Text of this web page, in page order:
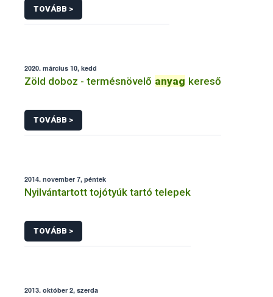
TOVÁBB >
2020. március 10, kedd
Zöld doboz - termésnövelő anyag kereső
TOVÁBB >
2014. november 7, péntek
Nyilvántartott tojótyúk tartó telepek
TOVÁBB >
2013. október 2, szerda